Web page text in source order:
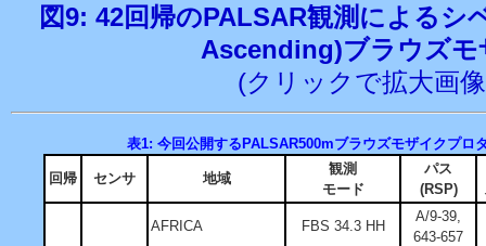
図9: 42回帰のPALSAR観測によるシ
Ascending)ブラウズモ
(クリックで拡大画
表1: 今回公開するPALSAR500mブラウズモザイクプロ
回帰 センサ 地域
観測
モード
パス
(RSP)
AFRICA FBS 34.3 HH
A/9-39,
643-657